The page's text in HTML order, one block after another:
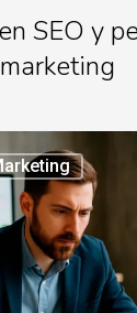
SEO y
marketing